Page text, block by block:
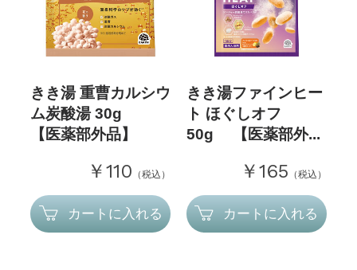
きき湯 重曹カルシウ
ム炭酸湯 30g
【医薬部外品】
￥110 （税込）
カートに入れる
きき湯ファインヒー
ト ほぐしオフ
50g 【医薬部外...
￥165 （税込）
カートに入れる